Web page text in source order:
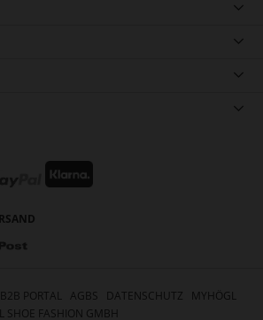
B2B PORTAL AGBS DATENSCHUTZ
MYHÖGL
SHOE FASHION GMBH